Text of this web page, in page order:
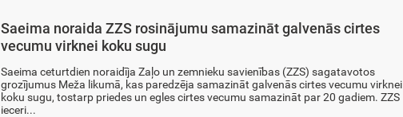
Saeima noraida ZZS rosinājumu samazināt galvenās cirtes
vecumu virknei koku sugu
Saeima ceturtdien noraidīja Zaļo un zemnieku savienības (ZZS) sagatavotos
grozījumus Meža likumā, kas paredzēja samazināt galvenās cirtes vecumu virknei
koku sugu, tostarp priedes un egles cirtes vecumu samazināt par 20 gadiem. ZZS
ieceri...